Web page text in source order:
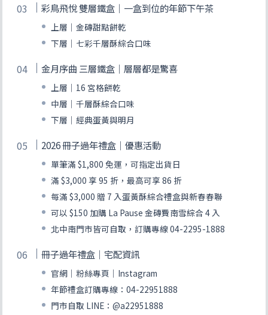
彩鳥飛悅 雙層鐵盒｜一盒到位的年節下午茶
上層｜金磚甜點餅乾
下層｜七彩千層酥綜合口味
金月序曲 三層鐵盒｜層層都是驚喜
上層｜16 宮格餅乾
中層｜千層酥綜合口味
下層｜經典蛋黃與明月
2026 冊子過年禮盒｜優惠活動
單筆滿 $1,800 免運，可指定出貨日
滿 $3,000 享 95 折，最高可享 86 折
每滿 $3,000 贈 7 入蛋黃酥綜合禮盒與新春春聯
可以 $150 加購 La Pause 金磚費南雪綜合 4 入
北中南門市皆可自取，訂購專線 04-2295-1888
冊子過年禮盒｜宅配資訊
官網｜粉絲專頁｜Instagram
年節禮盒訂購專線：04-22951888
門市自取 LINE：@a22951888